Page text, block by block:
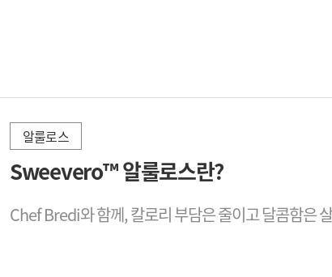
알룰로스
Sweevero™ 알룰로스란?
Chef Bredi와 함께, 칼로리 부담은 줄이고 달콤함은